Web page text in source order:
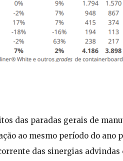
das paradas gerais de
ao mesmo período do ano
das sinergias advindas